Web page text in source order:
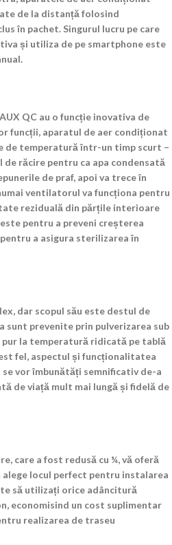
de la distanță folosind
în pachet. Singurul lucru pe care
și utiliza de pe smartphone este
QC au o funcție inovativa de
funcții, aparatul de aer condiționat
de temperatură într-un timp scurt –
de răcire pentru ca apa condensată
de praf, apoi va trece în
ventilatorul va funcționa pentru
reziduală din părțile interioare
pentru a preveni creșterea
a asigura sterilizarea în
dar scopul său este destul de
sunt prevenite prin pulverizarea sub
la temperatură ridicată pe tablă
fel, aspectul și funcționalitatea
vor îmbunătăți semnificativ de-a
de viață mult mai lungă și fidelă de
care a fost redusă cu ¼, vă oferă
locul perfect pentru instalarea
să utilizați orice adâncitură
economisind un cost suplimentar
realizarea de traseu